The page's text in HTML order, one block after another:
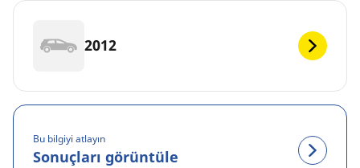
2012
Bu bilgiyi atlayın
Sonuçları görüntüle